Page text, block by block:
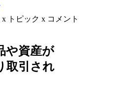
トピック x コメント
や資産が
取引され